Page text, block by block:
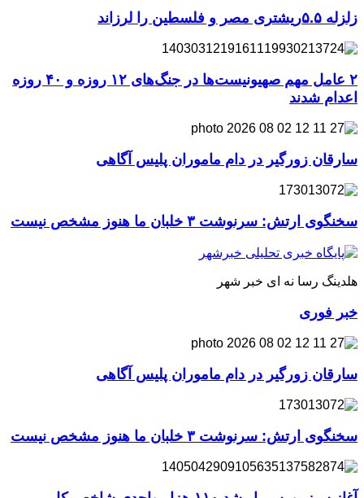
زلزله ۵.۵ریشتری مصر و فلسطین را لرزاند
۲ عامل مهم صهیونیست‌ها در جنگ‌های ۱۲ روزه و ۴۰ روزه
اعدام شدند
سارقان زورگیر در دام ماموران پلیس آگاهی
سخنگوی ارتش: سرنوشت ۳ خلبان ما هنوز مشخص نیست
هلدینگ رسا نه ای خبر شهر
خبر فوری
سارقان زورگیر در دام ماموران پلیس آگاهی
سخنگوی ارتش: سرنوشت ۳ خلبان ما هنوز مشخص نیست